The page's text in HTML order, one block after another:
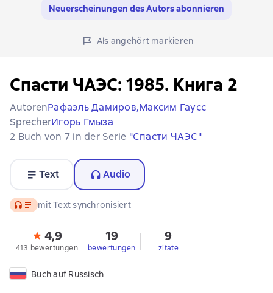
Neuerscheinungen des Autors abonnieren
Als angehört markieren
Спасти ЧАЭС: 1985. Книга 2
AutorenРафаэль Дамиров,Максим Гаусс
SprecherИгорь Гмыза
2 Buch von 7 in der Serie "Спасти ЧАЭС"
Text Audio
Audio mit Text synchronisiert
4,9
413 bewertungen
19
bewertungen
9
zitate
Buch auf Russisch